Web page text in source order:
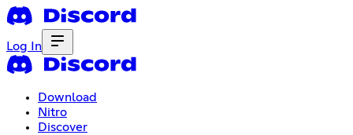
Log In
Download
Nitro
Discover